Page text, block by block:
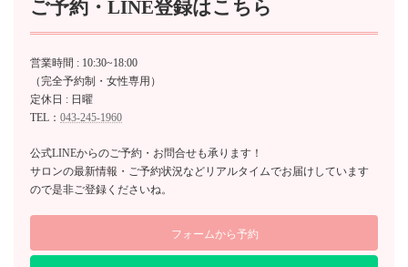
ご予約・LINE登録はこちら
営業時間 : 10:30~18:00
（完全予約制・女性専用）
定休日 : 日曜
TEL：043-245-1960
公式LINEからのご予約・お問合せも承ります！
サロンの最新情報・ご予約状況などリアルタイムでお届けしています
ので是非ご登録くださいね。
フォームから予約